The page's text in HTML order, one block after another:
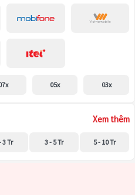
05x 03x
Xem thêm
3 Tr 3 - 5 Tr 5 - 10 Tr